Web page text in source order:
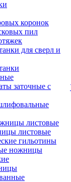
коронок
пил
для сверл и
заточные с
листовые
гильотины
ножницы